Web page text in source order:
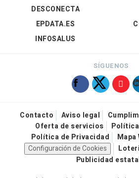
DESCONECTA
EPDATA.ES
INFOSALUS
SÍGUENOS
Contacto Aviso legal
Oferta de servicios
Política de Privacidad
Mapa
Configuración de Cookies
Publicidad